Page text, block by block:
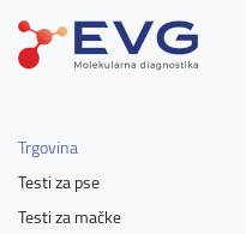
Trgovina
Testi za pse
Testi za mačke